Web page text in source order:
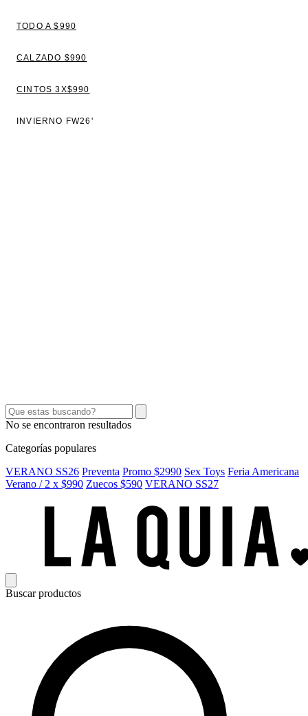
TODO A $990
CALZADO $990
CINTOS 3X$990
INVIERNO FW26'
No se encontraron resultados
Categorías populares
VERANO SS26 Preventa Promo $2990 Sex Toys Feria Americana
Verano / 2 x $990 Zuecos $590 VERANO SS27
Buscar productos